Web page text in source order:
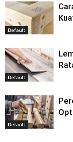
Default
Default
Default